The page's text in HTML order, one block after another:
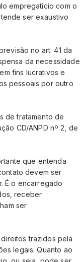
empregatício com o
ser exaustivo
no art. 41 da
da necessidade
fins lucrativos e
pessoais por outro
de tratamento de
CD/ANPD nº 2, de
que entenda
devem ser
É o encarregado
receber
ser
trazidos pela
legais. Quanto ao